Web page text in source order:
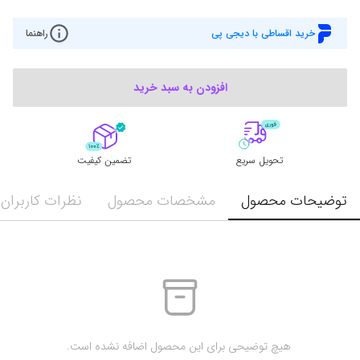
خرید اقساطی با دیجی پی راهنما
افزودن به سبد خرید
تحویل سریع تضمین کیفیت
توضیحات محصول مشخصات محصول نظرات کاربران